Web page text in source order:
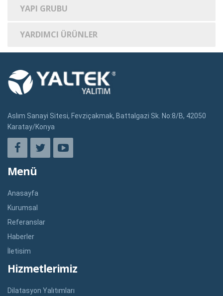
YAPI GRUBU
YARDIMCI ÜRÜNLER
Aslım Sanayi Sitesi, Fevziçakmak, Battalgazi Sk. No:8/B, 42050
Karatay/Konya
Menü
Anasayfa
Kurumsal
Referanslar
Haberler
İletisim
Hizmetlerimiz
Dilatasyon Yalıtımları